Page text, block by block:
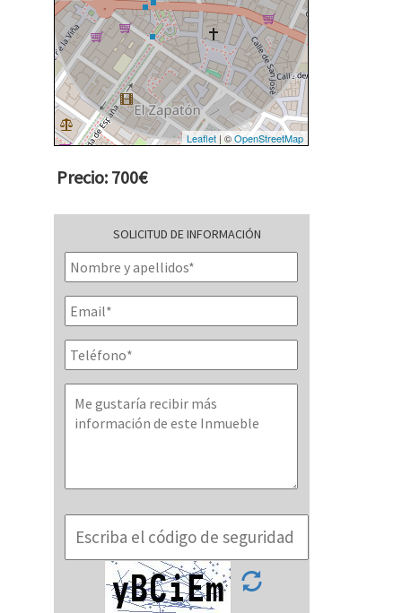
Leaflet | ©OpenStreetMap
Precio: 700€
SOLICITUD DE INFORMACIÓN